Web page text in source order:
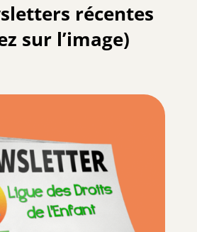
récentes
sur l’image)